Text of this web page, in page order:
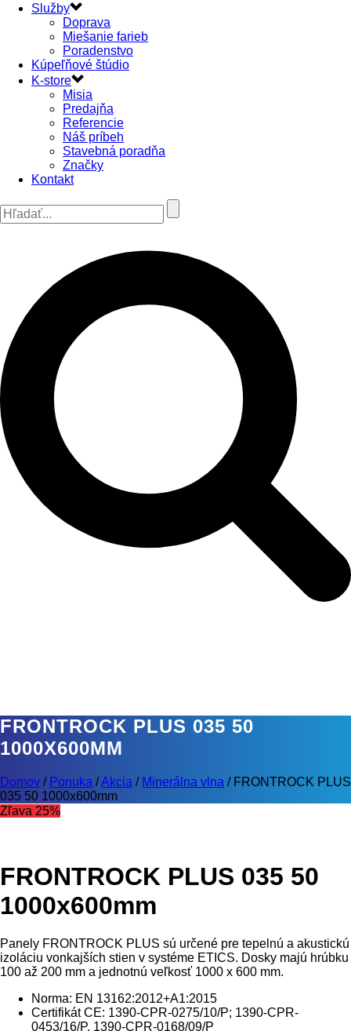
Služby
Doprava
Miešanie farieb
Poradenstvo
Kúpeľňové štúdio
K-store
Misia
Predajňa
Referencie
Náš príbeh
Stavebná poradňa
Značky
Kontakt
FRONTROCK PLUS 035 50
1000X600MM
Domov / Ponuka /Akcia / Minerálna vlna / FRONTROCK PLUS
035 50 1000x600mm
Zľava 25%
FRONTROCK PLUS 035 50
1000x600mm
Panely FRONTROCK PLUS sú určené pre tepelnú a akustickú
izoláciu vonkajších stien v systéme ETICS. Dosky majú hrúbku
100 až 200 mm a jednotnú veľkosť 1000 x 600 mm.
Norma: EN 13162:2012+A1:2015
Certifikát CE: 1390-CPR-0275/10/P; 1390-CPR-
0453/16/P, 1390-CPR-0168/09/P